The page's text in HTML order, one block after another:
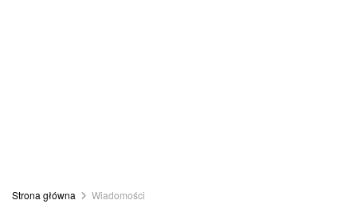
Strona główna Wiadomości